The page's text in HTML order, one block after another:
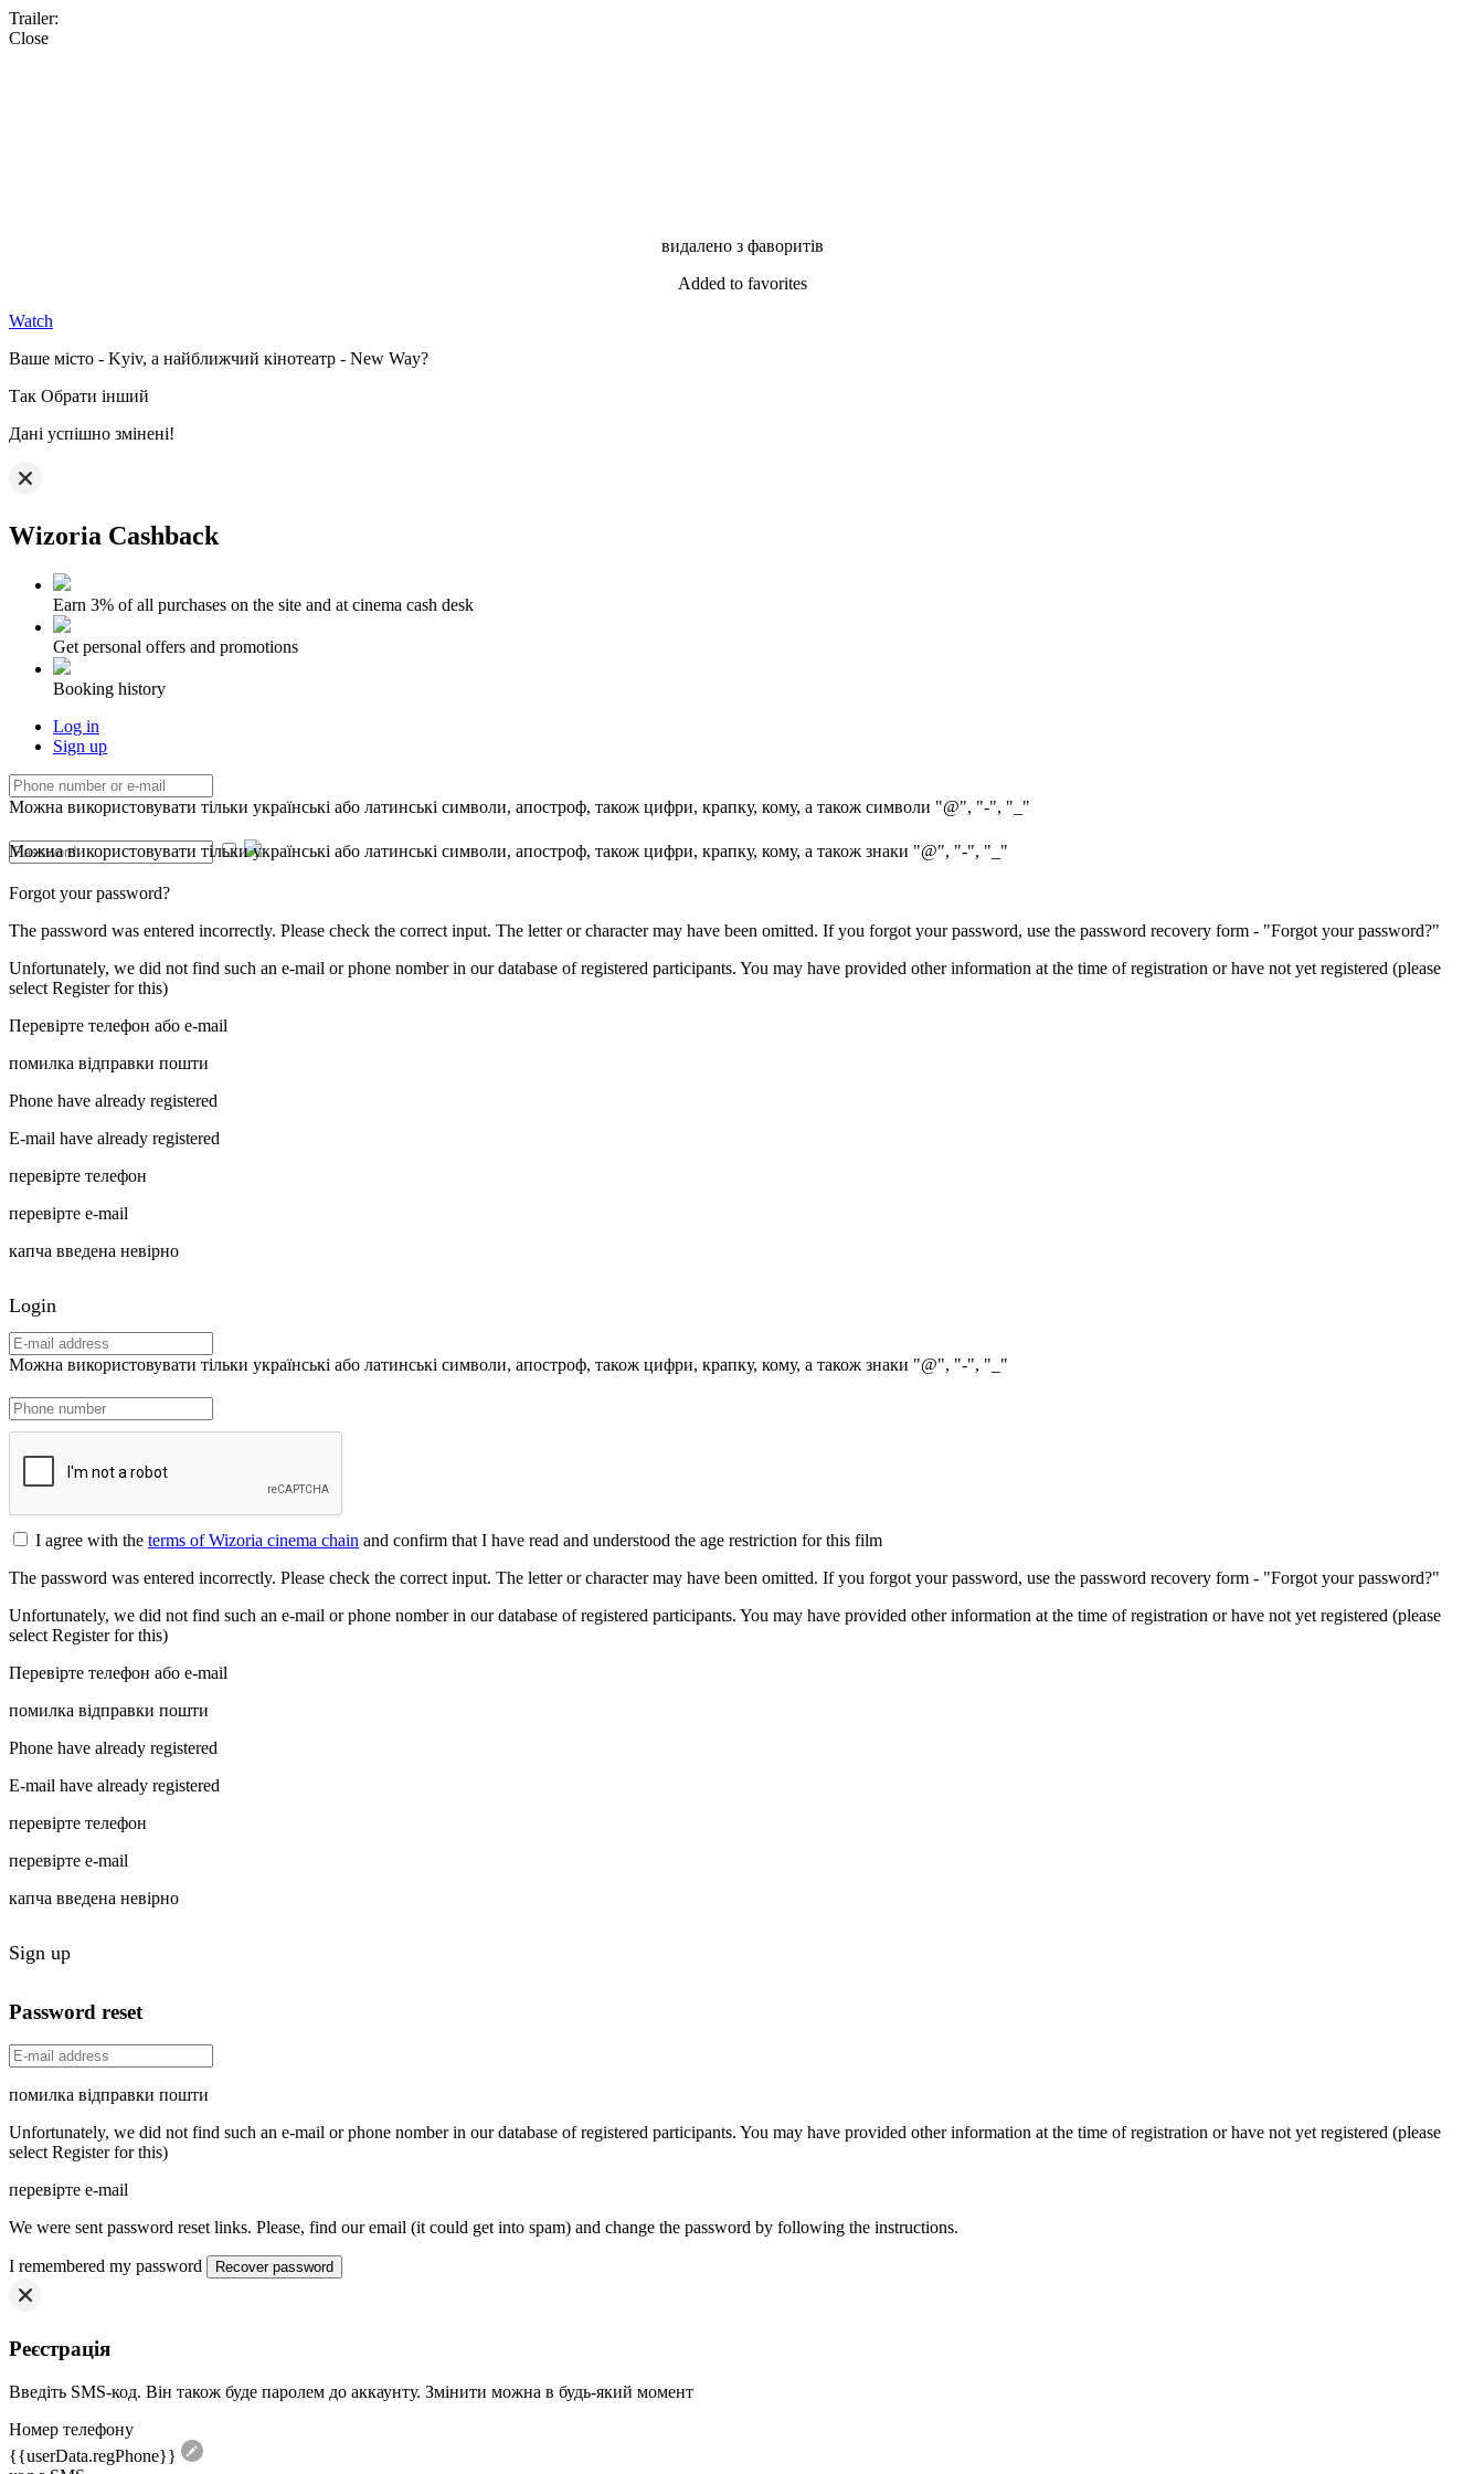
Trailer:
Close
видалено з фаворитів
Added to favorites
Watch
Ваше місто - Kyiv, а найближчий кінотеатр - New Way?
Так Обрати інший
Дані успішно змінені!
Wizoria Cashback
Earn 3% of all purchases on the site and at cinema cash desk
Get personal offers and promotions
Booking history
Log in
Sign up
Можна використовувати тільки українські або латинські символи, апостроф, також цифри, крапку, кому, а також символи "@", "-", "_"
Можна використовувати тільки українські або латинські символи, апостроф, також цифри, крапку, кому, а також знаки "@", "-", "_"
Forgot your password?
The password was entered incorrectly. Please check the correct input. The letter or character may have been omitted. If you forgot your password, use the password recovery form - "Forgot your password?"
Unfortunately, we did not find such an e-mail or phone nomber in our database of registered participants. You may have provided other information at the time of registration or have not yet registered (please
select Register for this)
Перевірте телефон або e-mail
помилка відправки пошти
Phone have already registered
E-mail have already registered
перевірте телефон
перевірте e-mail
капча введена невірно
Login
Можна використовувати тільки українські або латинські символи, апостроф, також цифри, крапку, кому, а також знаки "@", "-", "_"
I agree with the terms of Wizoria cinema chain and confirm that I have read and understood the age restriction for this film
The password was entered incorrectly. Please check the correct input. The letter or character may have been omitted. If you forgot your password, use the password recovery form - "Forgot your password?"
Unfortunately, we did not find such an e-mail or phone nomber in our database of registered participants. You may have provided other information at the time of registration or have not yet registered (please
select Register for this)
Перевірте телефон або e-mail
помилка відправки пошти
Phone have already registered
E-mail have already registered
перевірте телефон
перевірте e-mail
капча введена невірно
Sign up
Password reset
помилка відправки пошти
Unfortunately, we did not find such an e-mail or phone nomber in our database of registered participants. You may have provided other information at the time of registration or have not yet registered (please
select Register for this)
перевірте e-mail
We were sent password reset links. Please, find our email (it could get into spam) and change the password by following the instructions.
I remembered my password
Реєстрація
Введіть SMS-код. Він також буде паролем до аккаунту. Змінити можна в будь-який момент
Номер телефону
{{userData.regPhone}}